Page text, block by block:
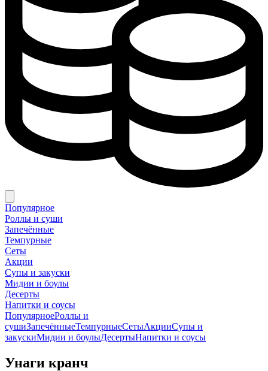
Популярное
Роллы и суши
Запечённые
Темпурные
Сеты
Акции
Супы и закуски
Мидии и боулы
Десерты
Напитки и соусы
ПопулярноеРоллы и
сушиЗапечённыеТемпурныеСетыАкцииСупы и
закускиМидии и боулыДесертыНапитки и соусы
Унаги кранч